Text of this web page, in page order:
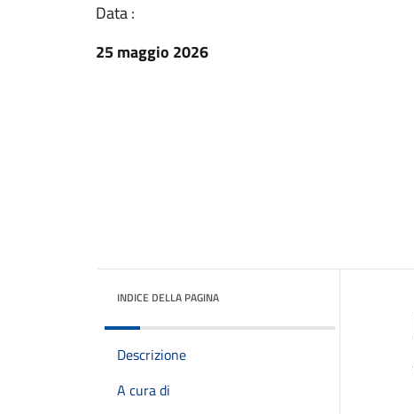
Data :
25 maggio 2026
INDICE DELLA PAGINA
Descrizione
A cura di